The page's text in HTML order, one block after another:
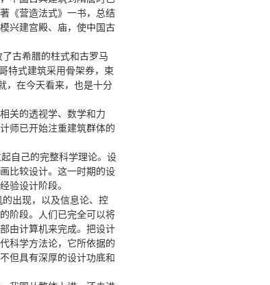
《营造法式》一书，总结
兴建宫殿、庙，使中国古
古希腊的柱式和古罗马
特式建筑采用骨架券，束
，在今天看来，也是十分
关的透视学、数学和力
师已开始注重建筑群体的
自己的完整科学理论。设
比较设计。这一时期的设
验设计阶段。
出现，以及信息论、控
阶段。人们已完全可以将
由计算机来完成。把设计
科学方法论，它所依据的
但具有深厚的设计功底和